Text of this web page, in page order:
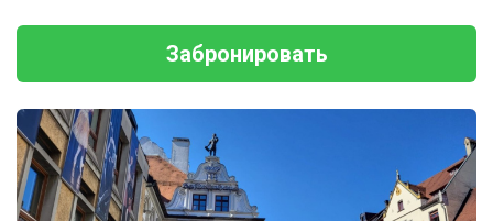
Забронировать